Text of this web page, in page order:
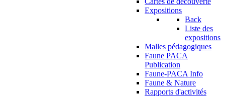
Expositions
Back
Liste des
expositions
Malles pédagogiques
Faune PACA
Publication
Faune-PACA Info
Faune & Nature
Rapports d'activités